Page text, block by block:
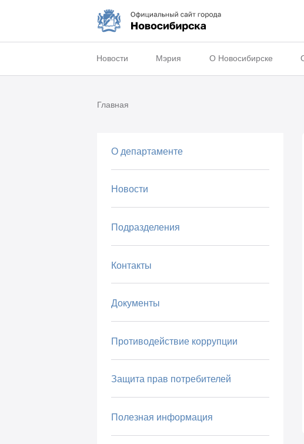
Новости Мэрия О Новосибирске
Главная
О департаменте
Новости
Подразделения
Контакты
Документы
Противодействие коррупции
Защита прав потребителей
Полезная информация